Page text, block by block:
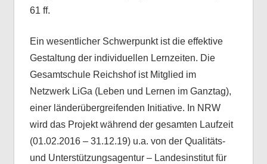
61 ff.
Ein wesentlicher Schwerpunkt ist die effektive
Gestaltung der individuellen Lernzeiten. Die
Gesamtschule Reichshof ist Mitglied im
Netzwerk LiGa (Leben und Lernen im Ganztag),
einer länderübergreifenden Initiative. In NRW
wird das Projekt während der gesamten Laufzeit
(01.02.2016 – 31.12.19) u.a. von der Qualitäts-
und Unterstützungsagentur – Landesinstitut für